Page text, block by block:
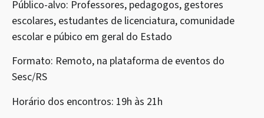
Público-alvo: Professores, pedagogos, gestores
escolares, estudantes de licenciatura, comunidade
escolar e púbico em geral do Estado
Formato: Remoto, na plataforma de eventos do
Sesc/RS
Horário dos encontros: 19h às 21h